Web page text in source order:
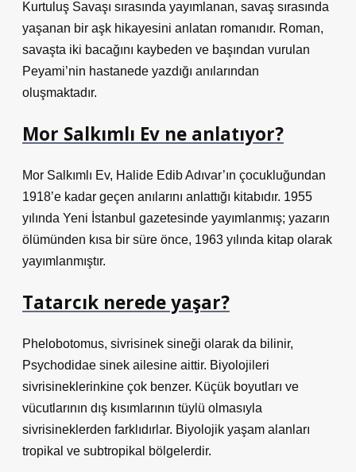
Kurtuluş Savaşı sırasında yayımlanan, savaş sırasında
yaşanan bir aşk hikayesini anlatan romanıdır. Roman,
savaşta iki bacağını kaybeden ve başından vurulan
Peyami’nin hastanede yazdığı anılarından
oluşmaktadır.
Mor Salkımlı Ev ne anlatıyor?
Mor Salkımlı Ev, Halide Edib Adıvar’ın çocukluğundan
1918’e kadar geçen anılarını anlattığı kitabıdır. 1955
yılında Yeni İstanbul gazetesinde yayımlanmış; yazarın
ölümünden kısa bir süre önce, 1963 yılında kitap olarak
yayımlanmıştır.
Tatarcık nerede yaşar?
Phelobotomus, sivrisinek sineği olarak da bilinir,
Psychodidae sinek ailesine aittir. Biyolojileri
sivrisineklerinkine çok benzer. Küçük boyutları ve
vücutlarının dış kısımlarının tüylü olmasıyla
sivrisineklerden farklıdırlar. Biyolojik yaşam alanları
tropikal ve subtropikal bölgelerdir.